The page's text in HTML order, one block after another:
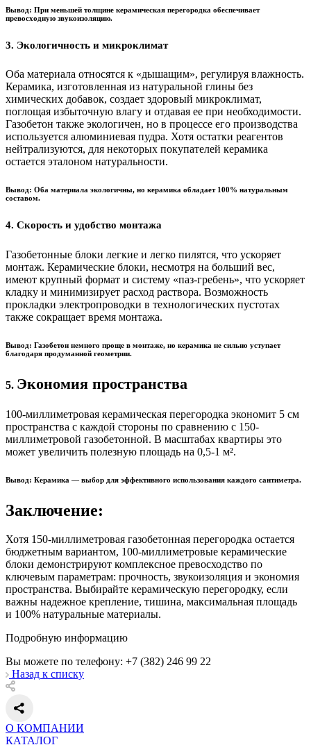
Вывод: При меньшей толщине керамическая перегородка обеспечивает
превосходную звукоизоляцию.
3. Экологичность и микроклимат
Оба материала относятся к «дышащим», регулируя влажность.
Керамика, изготовленная из натуральной глины без
химических добавок, создает здоровый микроклимат,
поглощая избыточную влагу и отдавая ее при необходимости.
Газобетон также экологичен, но в процессе его производства
используется алюминиевая пудра. Хотя остатки реагентов
нейтрализуются, для некоторых покупателей керамика
остается эталоном натуральности.
Вывод: Оба материала экологичны, но керамика обладает 100% натуральным
составом.
4. Скорость и удобство монтажа
Газобетонные блоки легкие и легко пилятся, что ускоряет
монтаж. Керамические блоки, несмотря на больший вес,
имеют крупный формат и систему «паз-гребень», что ускоряет
кладку и минимизирует расход раствора. Возможность
прокладки электропроводки в технологических пустотах
также сокращает время монтажа.
Вывод: Газобетон немного проще в монтаже, но керамика не сильно уступает
благодаря продуманной геометрии.
5. Экономия пространства
100-миллиметровая керамическая перегородка экономит 5 см
пространства с каждой стороны по сравнению с 150-
миллиметровой газобетонной. В масштабах квартиры это
может увеличить полезную площадь на 0,5-1 м².
Вывод: Керамика — выбор для эффективного использования каждого сантиметра.
Заключение:
Хотя 150-миллиметровая газобетонная перегородка остается
бюджетным вариантом, 100-миллиметровые керамические
блоки демонстрируют комплексное превосходство по
ключевым параметрам: прочность, звукоизоляция и экономия
пространства. Выбирайте керамическую перегородку, если
важны надежное крепление, тишина, максимальная площадь
и 100% натуральные материалы.
Подробную информацию
Вы можете по телефону: +7 (382) 246 99 22
Назад к списку
О КОМПАНИИ
КАТАЛОГ